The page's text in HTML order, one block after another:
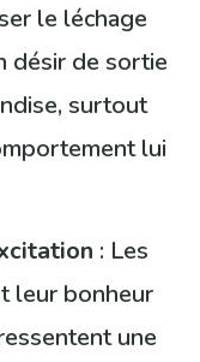
le léchage
désir de sortie
surtout
lui
: Les
leur bonheur
une